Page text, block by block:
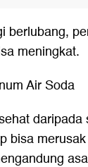
berlubang,
meningkat.
Air Soda
daripada
bisa